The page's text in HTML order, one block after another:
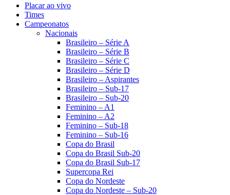
Placar ao vivo
Times
Campeonatos
Nacionais
Brasileiro – Série A
Brasileiro – Série B
Brasileiro – Série C
Brasileiro – Série D
Brasileiro – Aspirantes
Brasileiro – Sub-17
Brasileiro – Sub-20
Feminino – A1
Feminino – A2
Feminino – Sub-18
Feminino – Sub-16
Copa do Brasil
Copa do Brasil Sub-20
Copa do Brasil Sub-17
Supercopa Rei
Copa do Nordeste
Copa do Nordeste – Sub-20